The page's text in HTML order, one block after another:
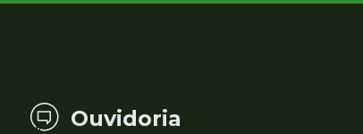
Ouvidoria